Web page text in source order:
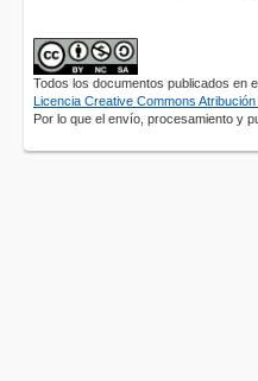
Todos los documentos publicados en
Licencia Creative Commons
Por lo que el envío, procesamiento y